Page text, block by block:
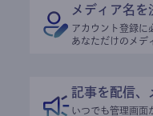
メディア名を
アカウント登録に
あなただけのメデ
記事を配信、
いつでも管理画面